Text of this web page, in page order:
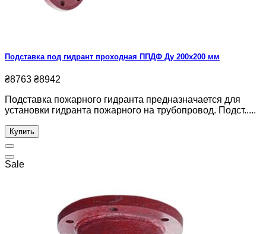
Подставка под гидрант проходная ППДФ Ду 200х200 мм
₴8763 ₴8942
Подставка пожарного гидранта предназначается для
установки гидранта пожарного на трубопровод. Подст.....
Купить
Sale